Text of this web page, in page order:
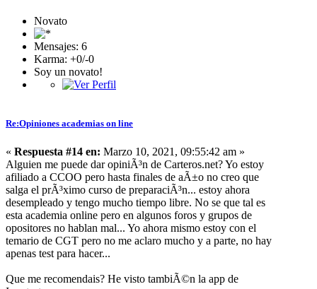
Novato
Mensajes: 6
Karma: +0/-0
Soy un novato!
Re:Opiniones academias on line
« Respuesta #14 en: Marzo 10, 2021, 09:55:42 am »
Alguien me puede dar opiniÃ³n de Carteros.net? Yo estoy
afiliado a CCOO pero hasta finales de aÃ±o no creo que
salga el prÃ³ximo curso de preparaciÃ³n... estoy ahora
desempleado y tengo mucho tiempo libre. No se que tal es
esta academia online pero en algunos foros y grupos de
opositores no hablan mal... Yo ahora mismo estoy con el
temario de CGT pero no me aclaro mucho y a parte, no hay
apenas test para hacer...
Que me recomendais? He visto tambiÃ©n la app de